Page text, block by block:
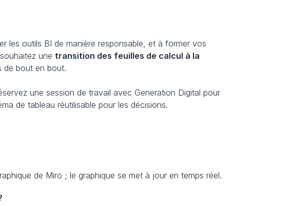
les outils BI de manière responsable, et à former vos
une transition des feuilles de calcul à la
de bout en bout.
une session de travail avec Generation Digital pour
de tableau réutilisable pour les décisions.
de Miro ; le graphique se met à jour en temps réel.